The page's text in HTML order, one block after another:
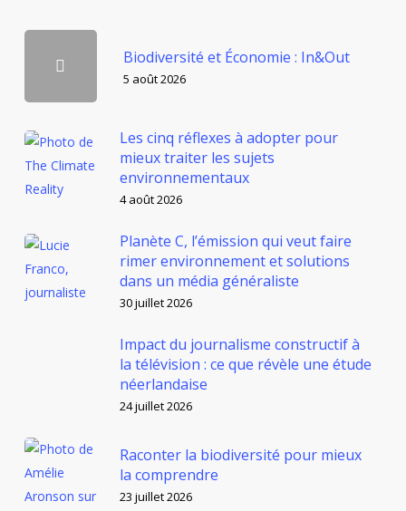
Biodiversité et Économie : In&Out
5 août 2026
Les cinq réflexes à adopter pour
mieux traiter les sujets
environnementaux
4 août 2026
Planète C, l’émission qui veut faire
rimer environnement et solutions
dans un média généraliste
30 juillet 2026
Impact du journalisme constructif à
la télévision : ce que révèle une étude
néerlandaise
24 juillet 2026
Raconter la biodiversité pour mieux
la comprendre
23 juillet 2026